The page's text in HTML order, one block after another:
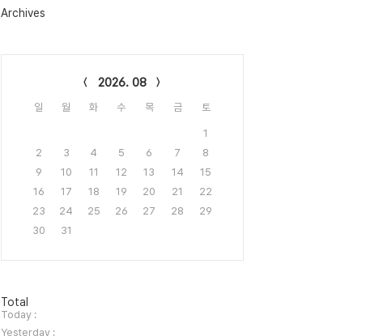
그
Archives
2026. 08
일 월 화 수 목 금 토
1
2
3 4 5 6 7
8
9
10 11 12 13 14
15
16
17 18 19 20 21
22
23
24 25 26 27 28
29
30
31
방
문
자
Total
Today :
Yesterday :